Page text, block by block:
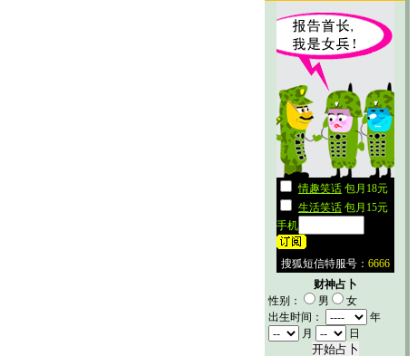
财神占卜
性别：
男
女
出生时间：
年
月
日